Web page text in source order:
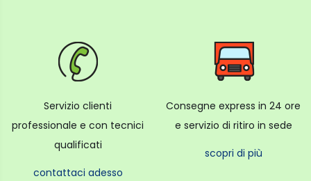
Servizio clienti
professionale e con tecnici
qualificati
contattaci adesso
Consegne express in 24 ore
e servizio di ritiro in sede
scopri di più